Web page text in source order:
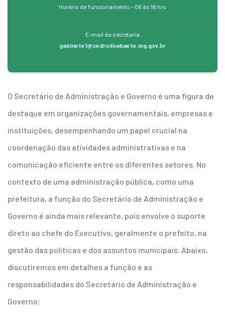
Horário de funcionamento - 08 às 16 hrs
E-mail da secretaria
gabinete1@cedrodoabaete.mg.gov.br
O Secretário de Administração e Governo é uma figura de
destaque em organizações governamentais, empresas e
instituições, desempenhando um papel crucial na
coordenação das atividades administrativas e na
comunicação eficiente entre os diferentes setores. No
contexto de uma administração pública, como uma
prefeitura, a função do Secretário de Administração e
Governo é ainda mais relevante, pois envolve o suporte
direto ao chefe do Executivo, geralmente o prefeito, na
gestão das políticas e dos assuntos municipais. Abaixo,
discutiremos em detalhes a função e as
responsabilidades do Secretário de Administração e
Governo: